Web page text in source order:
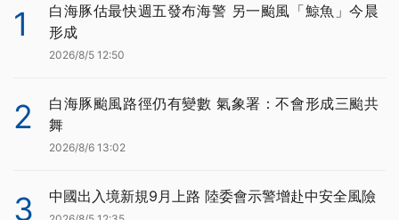
1
白海豚估最快週五發布海警 另一颱風「鯨魚」今晨
形成
2026/8/5 12:50
2
白海豚颱風路徑仍有變數 氣象署：不會形成三颱共
舞
2026/8/6 13:02
3 中國出入境新規9月上路 陸委會示警增赴中安全風險